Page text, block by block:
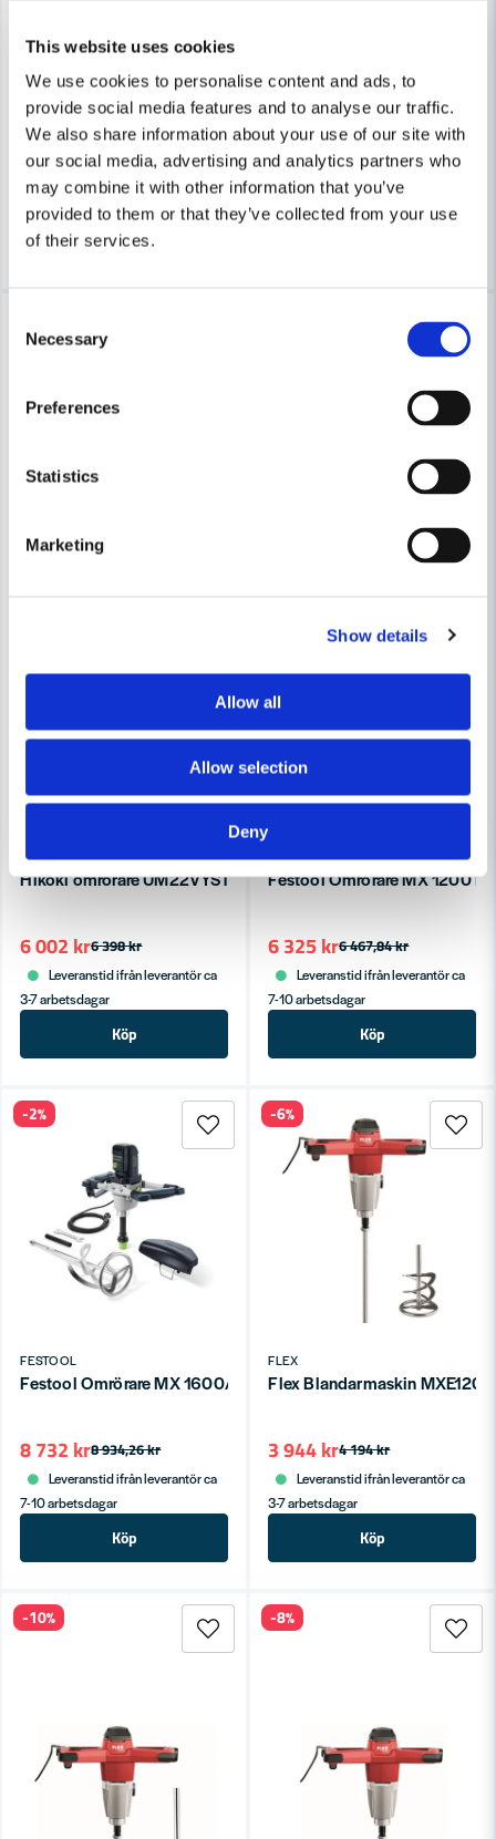
This website uses cookies
We use cookies to personalise content and ads, to
provide social media features and to analyse our traffic.
We also share information about your use of our site with
our social media, advertising and analytics partners who
may combine it with other information that you’ve
provided to them or that they’ve collected from your use
of their services.
Selection
Necessary
Preferences
Statistics
Marketing
Show details
Allow all
Allow selection
Deny
Bosch GRW 18/2 E Omrörare 1150W
8 936 kr
7 522 kr
Leveranstid ifrån leverantör ca
3-7 arbetsdagar
Köp
Makita P-22012 Blandare
603 kr
409 kr
Leveranstid ifrån leverantör ca
3-7 arbetsdagar
HIKOKI POWERTOOLS
Hikoki omrörare UM22VYST 1800W dubbel
6 398 kr
6 002 kr
Leveranstid ifrån leverantör ca
3-7 arbetsdagar
Köp
FESTOOL
Festool Omrörare MX 1200
6 467,84 kr
6 325 kr
Leveranstid ifrån leverantör ca
7-10 arbetsdagar
Köp
FESTOOL
Festool Omrörare MX 1600/2 RE EF HS3R
8 934,26 kr
8 732 kr
Leveranstid ifrån leverantör ca
7-10 arbetsdagar
Köp
-2%
FLEX
Flex Blandarmaskin MXE1202
4 194 kr
3 944 kr
Leveranstid ifrån leverantör ca
3-7 arbetsdagar
Köp
-6%
-10% -8%